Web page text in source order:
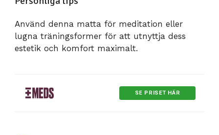
Använd denna matta för meditation eller
lugna träningsformer för att utnyttja dess
estetik och komfort maximalt.
SE PRISET HÄR